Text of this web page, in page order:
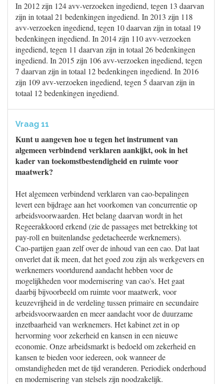
In 2012 zijn 124 avv-verzoeken ingediend, tegen 13 daarvan
zijn in totaal 21 bedenkingen ingediend. In 2013 zijn 118
avv-verzoeken ingediend, tegen 10 daarvan zijn in totaal 19
bedenkingen ingediend. In 2014 zijn 110 avv-verzoeken
ingediend, tegen 11 daarvan zijn in totaal 26 bedenkingen
ingediend. In 2015 zijn 106 avv-verzoeken ingediend, tegen
7 daarvan zijn in totaal 12 bedenkingen ingediend. In 2016
zijn 109 avv-verzoeken ingediend, tegen 5 daarvan zijn in
totaal 12 bedenkingen ingediend.
Vraag 11
Kunt u aangeven hoe u tegen het instrument van
algemeen verbindend verklaren aankijkt, ook in het
kader van toekomstbestendigheid en ruimte voor
maatwerk?
Het algemeen verbindend verklaren van cao-bepalingen
levert een bijdrage aan het voorkomen van concurrentie op
arbeidsvoorwaarden. Het belang daarvan wordt in het
Regeerakkoord erkend (zie de passages met betrekking tot
pay-roll en buitenlandse gedetacheerde werknemers).
Cao-partijen gaan zelf over de inhoud van een cao. Dat laat
onverlet dat ik meen, dat het goed zou zijn als werkgevers en
werknemers voortdurend aandacht hebben voor de
mogelijkheden voor modernisering van cao’s. Het gaat
daarbij bijvoorbeeld om ruimte voor maatwerk, voor
keuzevrijheid in de verdeling tussen primaire en secundaire
arbeidsvoorwaarden en meer aandacht voor de duurzame
inzetbaarheid van werknemers. Het kabinet zet in op
hervorming voor zekerheid en kansen in een nieuwe
economie. Onze arbeidsmarkt is bedoeld om zekerheid en
kansen te bieden voor iedereen, ook wanneer de
omstandigheden met de tijd veranderen. Periodiek onderhoud
en modernisering van stelsels zijn noodzakelijk.